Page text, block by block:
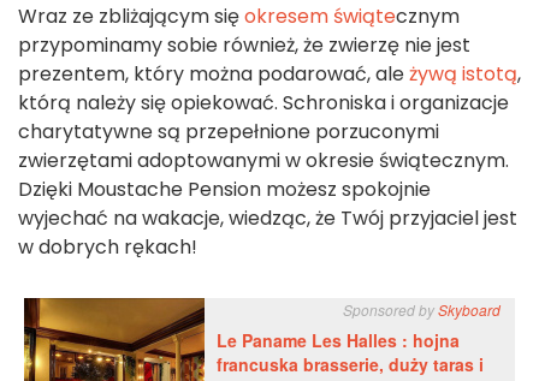
Wraz ze zbliżającym sięokresem świątecznym
przypominamy sobie również, że zwierzę nie jest
prezentem, który można podarować, ależywą istotą,
którą należy się opiekować. Schroniska i organizacje
charytatywne są przepełnione porzuconymi
zwierzętami adoptowanymi w okresie świątecznym.
Dzięki Moustache Pension możesz spokojnie
wyjechać na wakacje, wiedząc, że Twój przyjaciel jest
w dobrych rękach!